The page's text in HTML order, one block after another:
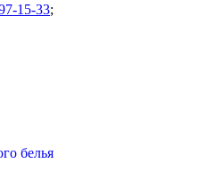
15-33;
белья